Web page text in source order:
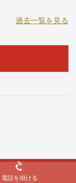
過去一覧を見る
電話を掛ける